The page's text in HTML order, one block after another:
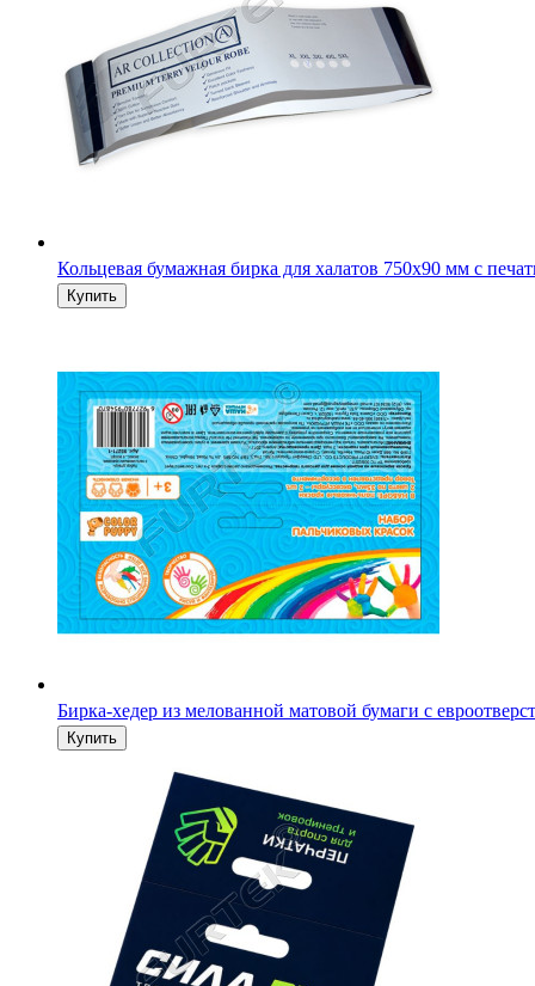
Кольцевая бумажная бирка для халатов 750х90 мм с
Бирка-хедер из мелованной матовой бумаги с